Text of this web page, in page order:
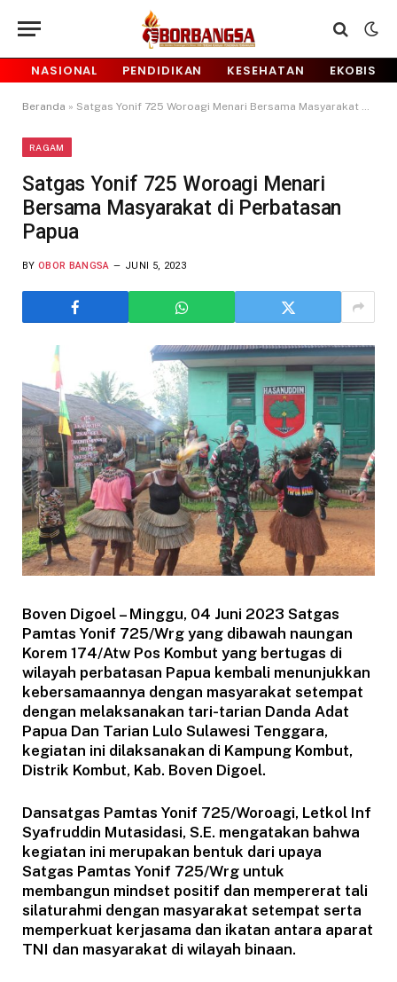
NASIONAL PENDIDIKAN KESEHATAN EKOBIS
Beranda » Satgas Yonif 725 Woroagi Menari Bersama Masyarakat di Perbatasan Papua
RAGAM
Satgas Yonif 725 Woroagi Menari
Bersama Masyarakat di Perbatasan
Papua
BY OBOR BANGSA JUNI 5, 2023
Boven Digoel – Minggu, 04 Juni 2023 Satgas
Pamtas Yonif 725/Wrg yang dibawah naungan
Korem 174/Atw Pos Kombut yang bertugas di
wilayah perbatasan Papua kembali menunjukkan
kebersamaannya dengan masyarakat setempat
dengan melaksanakan tari-tarian Danda Adat
Papua Dan Tarian Lulo Sulawesi Tenggara,
kegiatan ini dilaksanakan di Kampung Kombut,
Distrik Kombut, Kab. Boven Digoel.
Dansatgas Pamtas Yonif 725/Woroagi, Letkol Inf
Syafruddin Mutasidasi, S.E. mengatakan bahwa
kegiatan ini merupakan bentuk dari upaya
Satgas Pamtas Yonif 725/Wrg untuk
membangun mindset positif dan mempererat tali
silaturahmi dengan masyarakat setempat serta
memperkuat kerjasama dan ikatan antara aparat
TNI dan masyarakat di wilayah binaan.